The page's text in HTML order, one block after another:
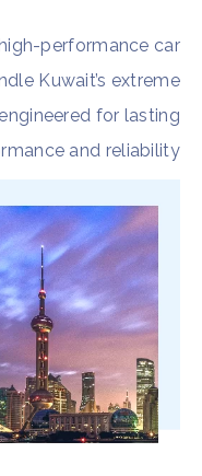
performance car
Kuwait’s extreme
for lasting
and reliability